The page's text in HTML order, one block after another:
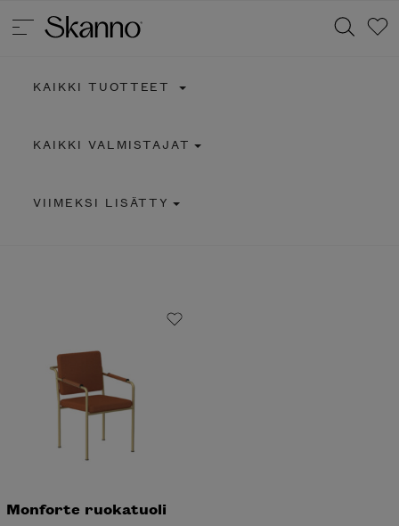
KAIKKI TUOTTEET
KAIKKI VALMISTAJAT
VIIMEKSI LISÄTTY
Monforte ruokatuoli